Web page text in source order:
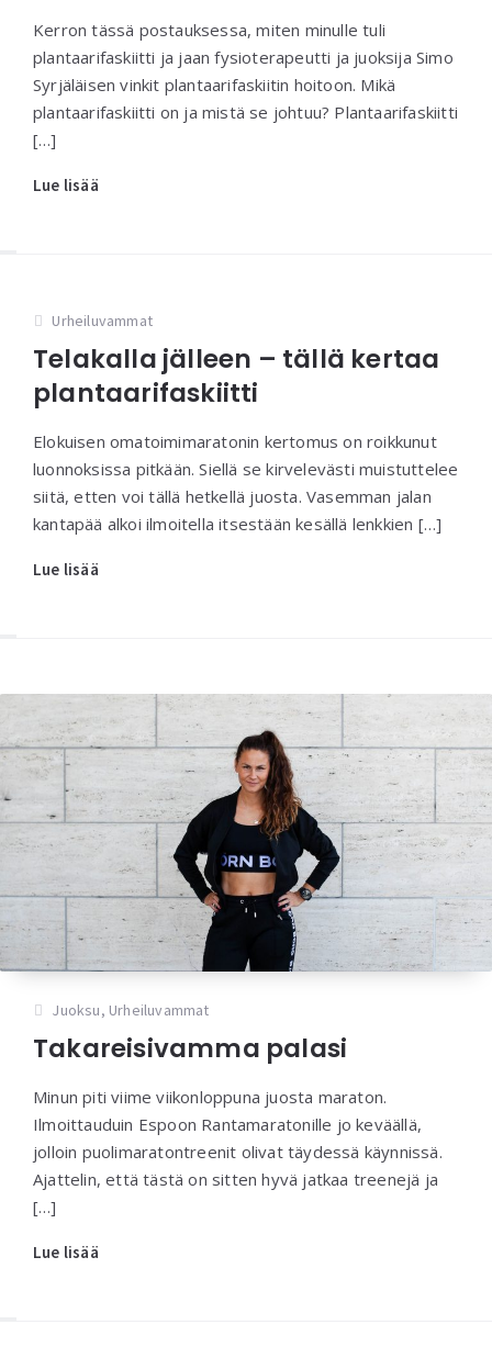
Kerron tässä postauksessa, miten minulle tuli
plantaarifaskiitti ja jaan fysioterapeutti ja juoksija Simo
Syrjäläisen vinkit plantaarifaskiitin hoitoon. Mikä
plantaarifaskiitti on ja mistä se johtuu? Plantaarifaskiitti
[…]
Lue lisää
Urheiluvammat
Telakalla jälleen – tällä kertaa
plantaarifaskiitti
Elokuisen omatoimimaratonin kertomus on roikkunut
luonnoksissa pitkään. Siellä se kirvelevästi muistuttelee
siitä, etten voi tällä hetkellä juosta. Vasemman jalan
kantapää alkoi ilmoitella itsestään kesällä lenkkien […]
Lue lisää
Juoksu, Urheiluvammat
Takareisivamma palasi
Minun piti viime viikonloppuna juosta maraton.
Ilmoittauduin Espoon Rantamaratonille jo keväällä,
jolloin puolimaratontreenit olivat täydessä käynnissä.
Ajattelin, että tästä on sitten hyvä jatkaa treenejä ja
[…]
Lue lisää